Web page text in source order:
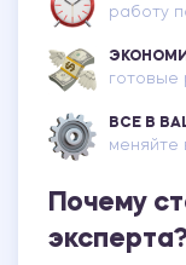
работу
готовые
ВСЕ В
меняйте
Почему